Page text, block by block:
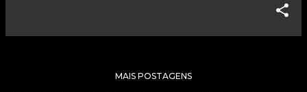
MAIS POSTAGENS